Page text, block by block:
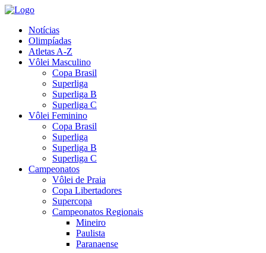
Notícias
Olimpíadas
Atletas A-Z
Vôlei Masculino
Copa Brasil
Superliga
Superliga B
Superliga C
Vôlei Feminino
Copa Brasil
Superliga
Superliga B
Superliga C
Campeonatos
Vôlei de Praia
Copa Libertadores
Supercopa
Campeonatos Regionais
Mineiro
Paulista
Paranaense